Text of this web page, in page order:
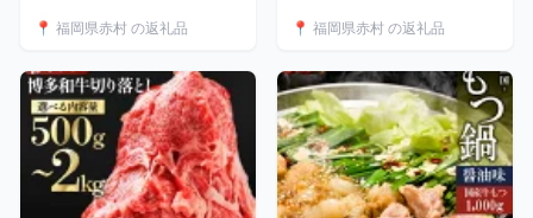
べる品種・内容量・出荷時
国産 限定 ごはん ご飯 白飯
米 お米 ふるさと 人気 ラン
キング
📍 福岡県赤村 の返礼品
チゴ 苺 博多 デザート 果物
スムージー ケーキ 数量限
定 人気 おすすめ 3W13
📍 福岡県赤村 の返礼品